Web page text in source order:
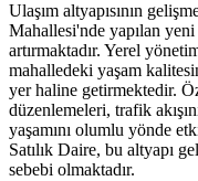
Ulaşım altyapısının
Mahallesi'nde yapılan
artırmaktadır. Yerel
mahalledeki yaşam
yer haline getirmektedir.
düzenlemeleri, trafik
yaşamını olumlu yönde
Satılık Daire, bu altyapı
sebebi olmaktadır.